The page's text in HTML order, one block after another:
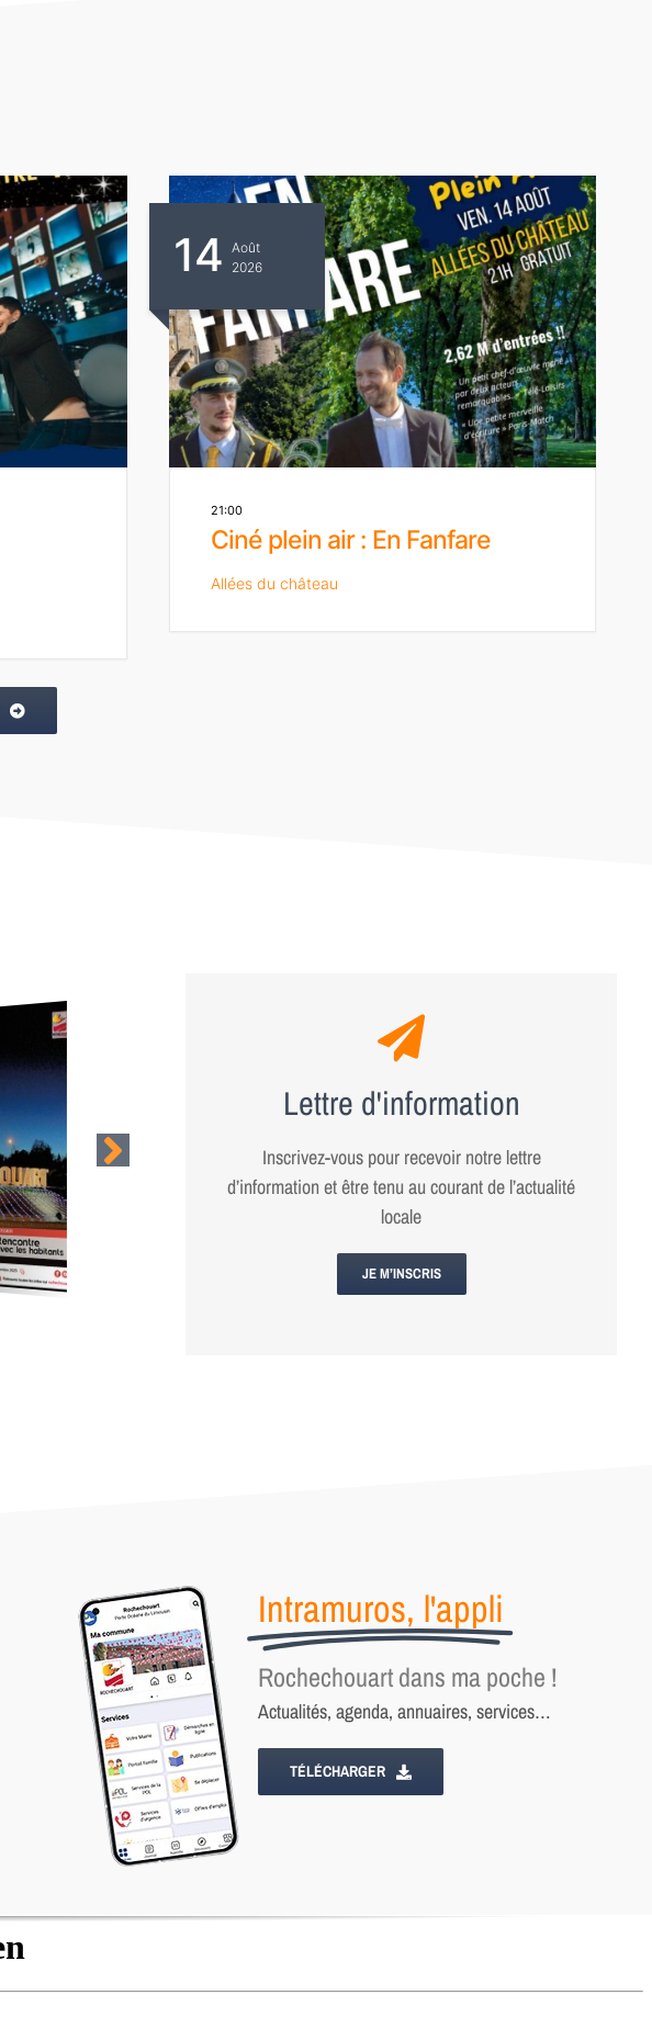
14
Août
2026
21:00
Ciné plein air : En Fanfare
Allées du château
Lettre d'information
Inscrivez-vous pour recevoir notre lettre
d’information et être tenu au courant de l’actualité
locale
JE M’INSCRIS
Intramuros, l'appli
Rochechouart dans ma poche !
Actualités, agenda, annuaires, services…
TÉLÉCHARGER